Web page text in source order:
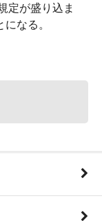
定が盛り込ま
なる。